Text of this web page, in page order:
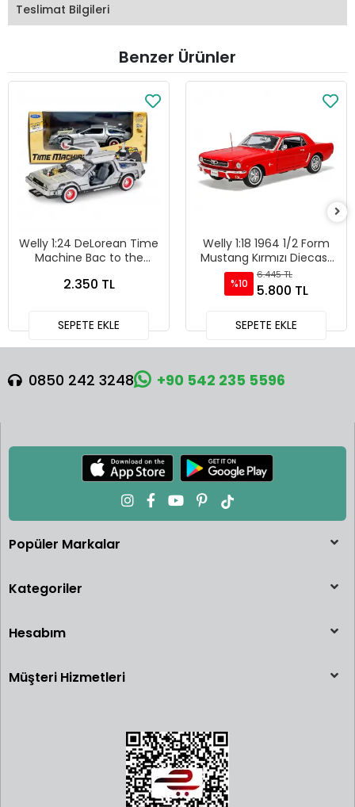
Teslimat Bilgileri
Benzer Ürünler
Welly 1:24 DeLorean Time
Machine Bac to the
2.350 TL
SEPETE EKLE
Welly 1:18 1964 1/2 Form
Mustang Kırmızı Diecast
Model Araba - 12519H-W
%10
6.445 TL
5.800 TL
SEPETE EKLE
0850 242 3248 +90 542 235 5596
Popüler Markalar
Kategoriler
Hesabım
Müşteri Hizmetleri